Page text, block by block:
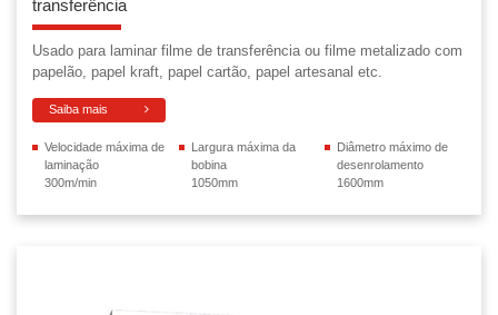
transferência
Usado para laminar filme de transferência ou filme metalizado com
papelão, papel kraft, papel cartão, papel artesanal etc.
Saiba mais
Velocidade máxima de
laminação
300m/min
Largura máxima da
bobina
1050mm
Diâmetro máximo de
desenrolamento
1600mm